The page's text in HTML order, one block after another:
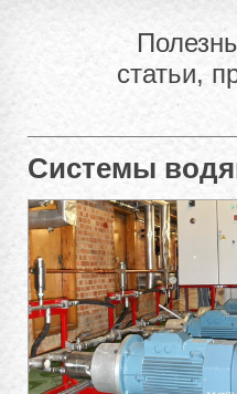
статьи,
Системы